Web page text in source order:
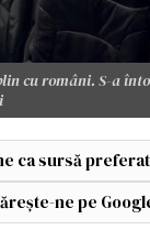
cu români. S-a
ca sursă
ne pe